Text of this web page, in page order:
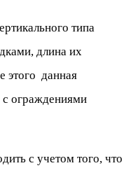
типа
длина их
этого данная
с ограждениями
с учетом того, что